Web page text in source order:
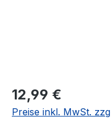
Regulärer Preis:
12,99 €
Preise inkl. MwSt.